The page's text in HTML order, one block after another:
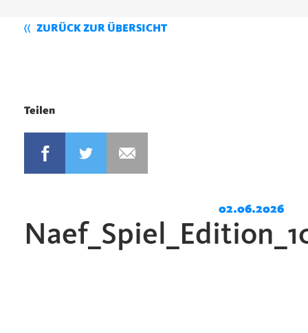
ZURÜCK ZUR ÜBERSICHT
Teilen
02.06.2026